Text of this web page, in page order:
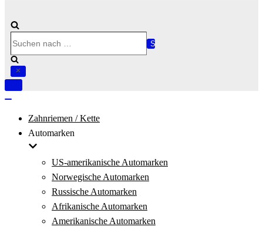
nach …
Navigation
Zahnriemen / Kette
Automarken
US-amerikanische Automarken
Norwegische Automarken
Russische Automarken
Afrikanische Automarken
Amerikanische Automarken